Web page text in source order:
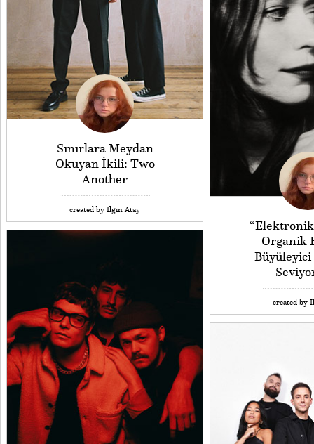
Sınırlara Meydan
Okuyan İkili: Two
Another
created by Ilgın Atay
Organik
created by